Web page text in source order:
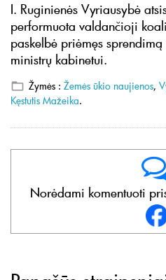
I. Ruginienės Vyriausybė
performuota valdančioji
paskelbė priėmęs
ministrų kabinetui.
Žymės : Žemės ūkio naujienos,
Kęstutis Mažeika.
Norėdami komentuoti